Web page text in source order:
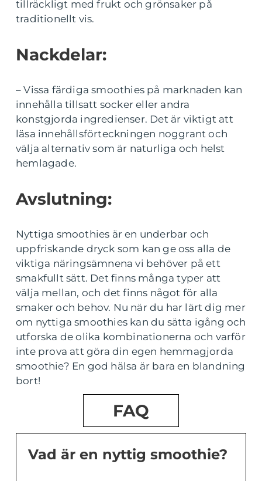
tillräckligt med frukt och grönsaker på
traditionellt vis.
Nackdelar:
– Vissa färdiga smoothies på marknaden kan
innehålla tillsatt socker eller andra
konstgjorda ingredienser. Det är viktigt att
läsa innehållsförteckningen noggrant och
välja alternativ som är naturliga och helst
hemlagade.
Avslutning:
Nyttiga smoothies är en underbar och
uppfriskande dryck som kan ge oss alla de
viktiga näringsämnena vi behöver på ett
smakfullt sätt. Det finns många typer att
välja mellan, och det finns något för alla
smaker och behov. Nu när du har lärt dig mer
om nyttiga smoothies kan du sätta igång och
utforska de olika kombinationerna och varför
inte prova att göra din egen hemmagjorda
smoothie? En god hälsa är bara en blandning
bort!
FAQ
Vad är en nyttig smoothie?